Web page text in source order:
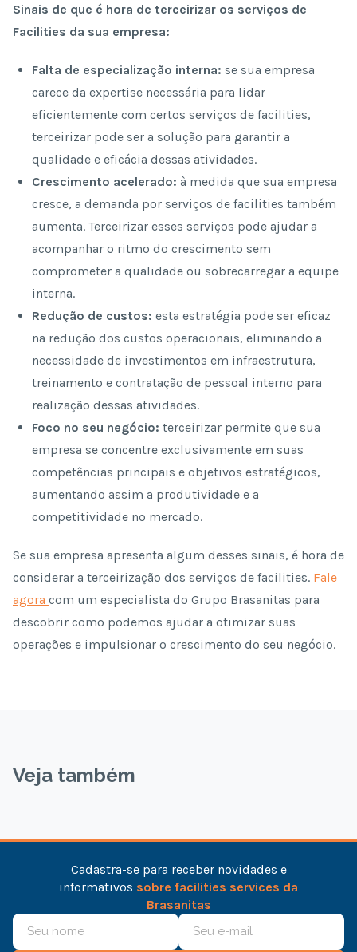
Sinais de que é hora de terceirizar os serviços de
Facilities da sua empresa:
Falta de especialização interna: se sua empresa
carece da expertise necessária para lidar
eficientemente com certos serviços de facilities,
terceirizar pode ser a solução para garantir a
qualidade e eficácia dessas atividades.
Crescimento acelerado: à medida que sua empresa
cresce, a demanda por serviços de facilities também
aumenta. Terceirizar esses serviços pode ajudar a
acompanhar o ritmo do crescimento sem
comprometer a qualidade ou sobrecarregar a equipe
interna.
Redução de custos: esta estratégia pode ser eficaz
na redução dos custos operacionais, eliminando a
necessidade de investimentos em infraestrutura,
treinamento e contratação de pessoal interno para
realização dessas atividades.
Foco no seu negócio: terceirizar permite que sua
empresa se concentre exclusivamente em suas
competências principais e objetivos estratégicos,
aumentando assim a produtividade e a
competitividade no mercado.
Se sua empresa apresenta algum desses sinais, é hora de
considerar a terceirização dos serviços de facilities. Fale
agora com um especialista do Grupo Brasanitas para
descobrir como podemos ajudar a otimizar suas
operações e impulsionar o crescimento do seu negócio.
Veja também
Cadastra-se para receber novidades e
informativos sobre facilities services da
Brasanitas